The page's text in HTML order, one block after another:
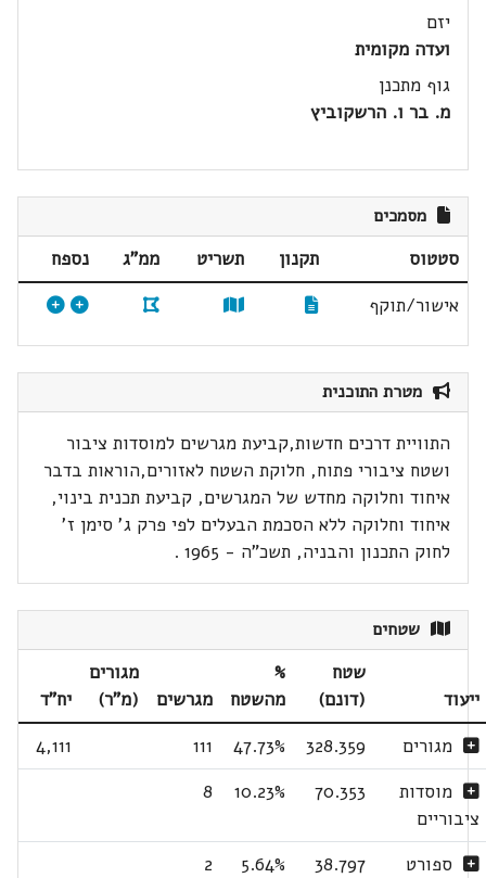
יזם
ועדה מקומית
גוף מתכנן
מ. בר ו. הרשקוביץ
מסמכים
סטטוס תקנון תשריט ממ"ג
נספח
אישור/תוקף
מטרת התוכנית
התוויית דרכים חדשות,קביעת מגרשים למוסדות ציבור
ושטח ציבורי פתוח, חלוקת השטח לאזורים,הוראות בדבר
איחוד וחלוקה מחדש של המגרשים, קביעת תכנית בינוי,
איחוד וחלוקה ללא הסכמת הבעלים לפי פרק ג' סימן ז'
לחוק התכנון והבניה, תשכ"ה - 1965 .
שטחים
ייעוד
שטח
(דונם)
%
מהשטח
מגרשים
מגורים
(מ"ר)
יח"ד
מגורים
328.359
47.73%
111
4,111
מוסדות
ציבוריים
70.353
10.23%
8
ספורט 38.797
5.64%
2